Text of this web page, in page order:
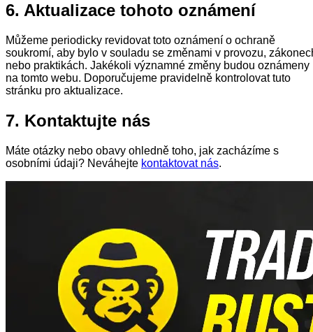
6. Aktualizace tohoto oznámení
Můžeme periodicky revidovat toto oznámení o ochraně
soukromí, aby bylo v souladu se změnami v provozu,
nebo praktikách. Jakékoli významné změny budou oznámeny
na tomto webu. Doporučujeme pravidelně kontrolovat tuto
stránku pro aktualizace.
7. Kontaktujte nás
Máte otázky nebo obavy ohledně toho, jak zacházíme s
osobními údaji? Neváhejte kontaktovat nás.